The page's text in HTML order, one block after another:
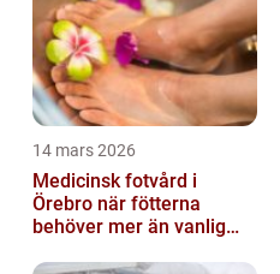
14 mars 2026
Medicinsk fotvård i
Örebro när fötterna
behöver mer än vanlig